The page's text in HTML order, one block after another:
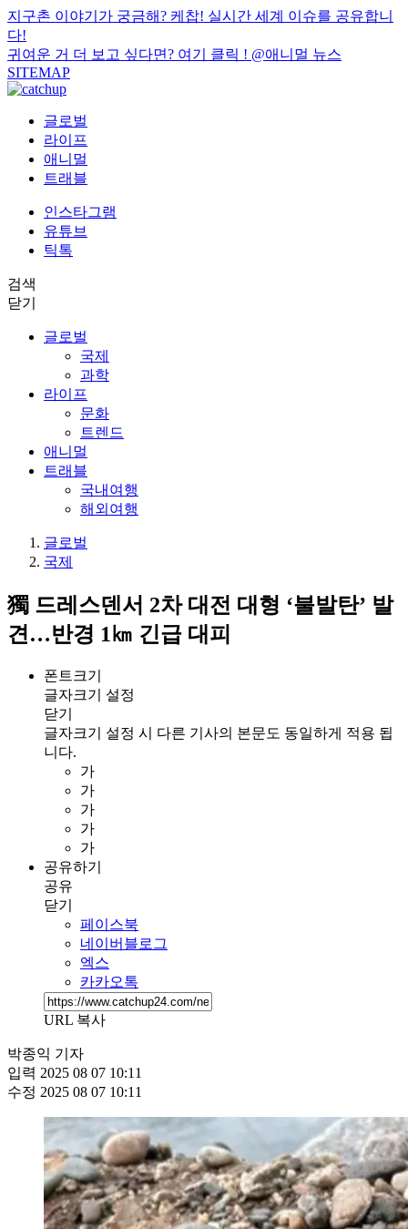
지구촌 이야기가 궁금해? 케찹! 실시간 세계 이슈를 공유합니
다!
귀여운 거 더 보고 싶다면? 여기 클릭 ! @애니멀 뉴스
SITEMAP
글로벌
라이프
애니멀
트래블
인스타그램
유튜브
틱톡
검색
닫기
글로벌
국제
과학
라이프
문화
트렌드
애니멀
트래블
국내여행
해외여행
글로벌
국제
獨 드레스덴서 2차 대전 대형 ‘불발탄’ 발
견…반경 1㎞ 긴급 대피
폰트크기
글자크기 설정
닫기
글자크기 설정 시 다른 기사의 본문도 동일하게 적용 됩
니다.
가
가
가
가
가
공유하기
공유
닫기
페이스북
네이버블로그
엑스
카카오톡
URL 복사
박종익 기자
입력 2025 08 07 10:11
수정 2025 08 07 10:11